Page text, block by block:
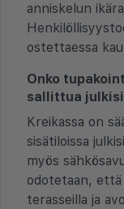
anniskelun
ostettaessa
Onko
sallittua
Kreikassa on
sisätiloissa
myös
odotetaan, että
terasseilla ja